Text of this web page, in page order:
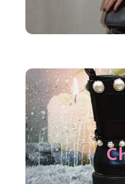
Que vous soyez
bottines ou
chaussures que
Charleroi. Nos
nombreuses tailles